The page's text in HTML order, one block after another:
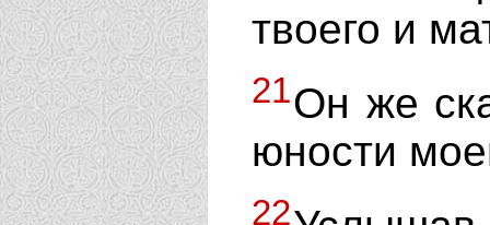
твоего и
21Он же
юности
22